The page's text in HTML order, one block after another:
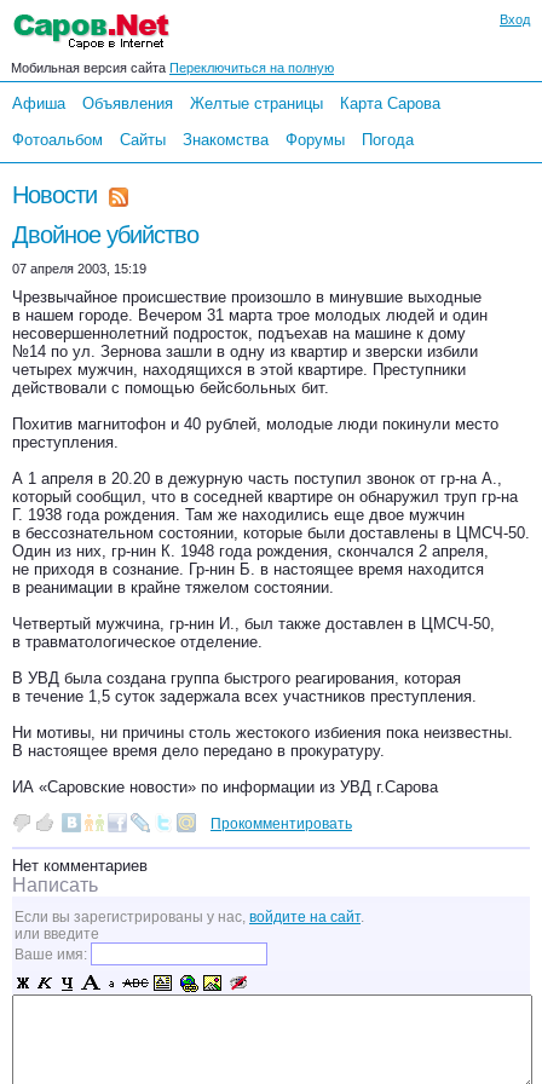
Вход
Мобильная версия сайта Переключиться на полную
Афиша Объявления Желтые страницы
Карта Сарова
Фотоальбом
Сайты Знакомства Форумы Погода
Новости
Двойное убийство
07 апреля 2003, 15:19
Чрезвычайное происшествие произошло в минувшие выходные
в нашем городе. Вечером 31 марта трое молодых людей и один
несовершеннолетний подросток, подъехав на машине к дому
№14 по ул. Зернова зашли в одну из квартир и зверски избили
четырех мужчин, находящихся в этой квартире. Преступники
действовали с помощью бейсбольных бит.
Похитив магнитофон и 40 рублей, молодые люди покинули место
преступления.
А 1 апреля в 20.20 в дежурную часть поступил звонок от гр-на А.,
который сообщил, что в соседней квартире он обнаружил труп гр-на
Г. 1938 года рождения. Там же находились еще двое мужчин
в бессознательном состоянии, которые были доставлены в ЦМСЧ-50.
Один из них, гр-нин К. 1948 года рождения, скончался 2 апреля,
не приходя в сознание. Гр-нин Б. в настоящее время находится
в реанимации в крайне тяжелом состоянии.
Четвертый мужчина, гр-нин И., был также доставлен в ЦМСЧ-50,
в травматологическое отделение.
В УВД была создана группа быстрого реагирования, которая
в течение 1,5 суток задержала всех участников преступления.
Ни мотивы, ни причины столь жестокого избиения пока неизвестны.
В настоящее время дело передано в прокуратуру.
ИА «Саровские новости» по информации из УВД г.Сарова
Прокомментировать
Нет комментариев
Написать
Если вы зарегистрированы у нас, войдите на сайт.
или введите
Ваше имя: